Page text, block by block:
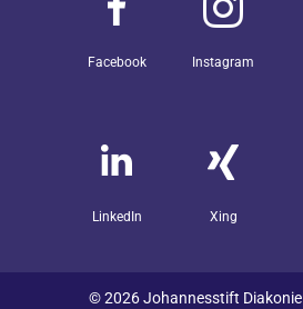
Facebook Instagram
LinkedIn Xing
© 2026 Johannesstift Diakonie